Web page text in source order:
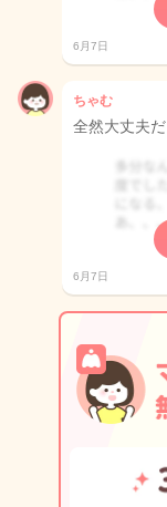
6月7日
ちゃむ
全然大丈夫
6月7日